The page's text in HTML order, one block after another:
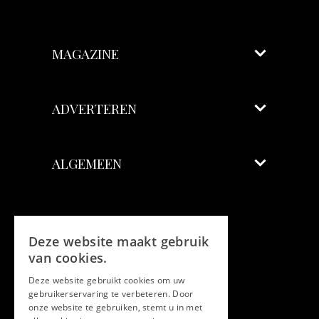
MAGAZINE
ADVERTEREN
ALGEMEEN
Facebook
Twitter
Deze website maakt gebruik
van cookies.
Deze website gebruikt cookies om uw
gebruikerservaring te verbeteren. Door
onze website te gebruiken, stemt u in met